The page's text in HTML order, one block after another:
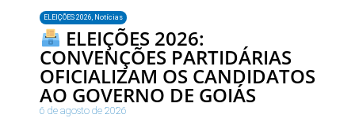
ELEIÇÕES 2026, Notícias
ELEIÇÕES 2026:
CONVENÇÕES PARTIDÁRIAS
OFICIALIZAM OS CANDIDATOS
AO GOVERNO DE GOIÁS
6 de agosto de 2026